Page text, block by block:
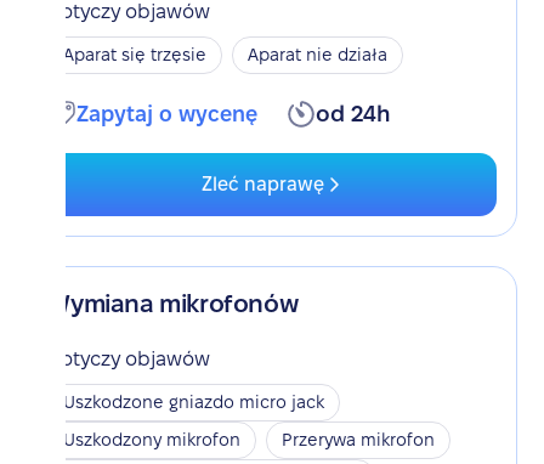
Dotyczy objawów
Aparat się trzęsie Aparat nie działa
Zapytaj o wycenę od 24h
Zleć naprawę
Wymiana mikrofonów
Dotyczy objawów
Uszkodzone gniazdo micro jack
Uszkodzony mikrofon
Przerywa mikrofon